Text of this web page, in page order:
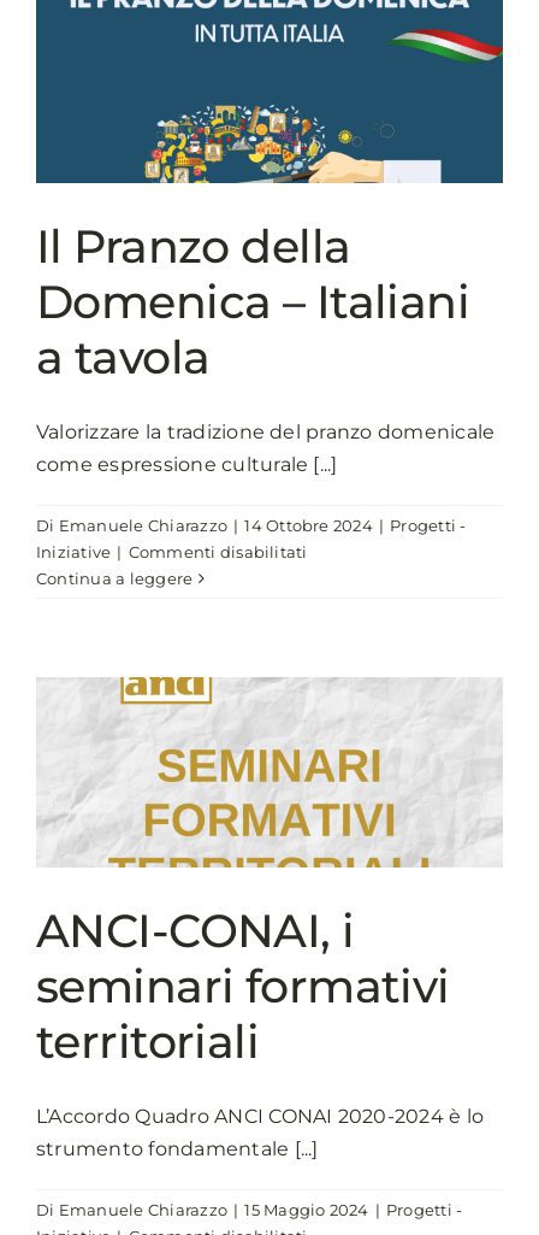
Il Pranzo della
Domenica – Italiani
a tavola
Valorizzare la tradizione del pranzo domenicale
come espressione culturale [...]
Di Emanuele Chiarazzo | 14 Ottobre 2024 | Progetti -
Iniziative | Commenti disabilitati
–
tavola
Continua a leggere
ANCI-CONAI, i
seminari formativi
territoriali
L’Accordo Quadro ANCI CONAI 2020-2024 è lo
strumento fondamentale [...]
Di Emanuele Chiarazzo | 15 Maggio 2024 | Progetti -